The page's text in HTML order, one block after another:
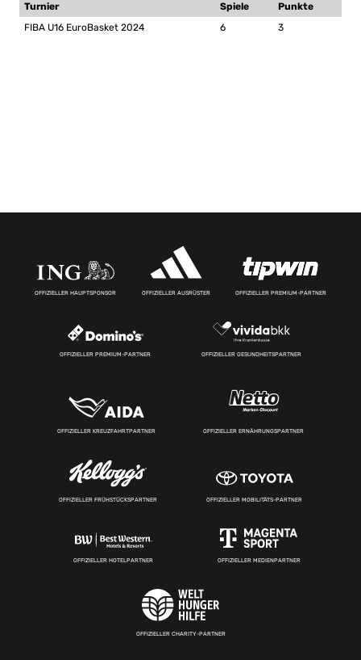
Turnier Spiele
Punkte
FIBA U16 EuroBasket 2024
6 3
OFFIZIELLER HAUPTSPONSOR OFFIZIELLER AUSRÜSTER OFFIZIELLER PREMIUM-PARTNER
OFFIZIELLER PREMIUM-PARTNER OFFIZIELLER GESUNDHEITSPARTNER
OFFIZIELLER KREUZFAHRTPARTNER OFFIZIELLER ERNÄHRUNGSPARTNER
OFFIZIELLER FRÜHSTÜCKSPARTNER OFFIZIELLER MOBILITÄTS-PARTNER
OFFIZIELLER HOTELPARTNER OFFIZIELLER MEDIENPARTNER
OFFIZIELLER CHARITY-PARTNER